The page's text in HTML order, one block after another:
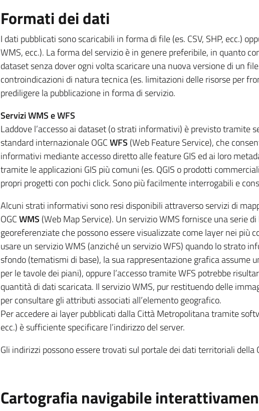
Formati dei dati
I dati pubblicati sono scaricabili in forma di file (es. CSV, SHP, ecc.)
WMS, ecc.). La forma del servizio è in genere preferibile, in quanto
dataset senza dover ogni volta scaricare una nuova versione di un
controindicazioni di natura tecnica (es. limitazioni delle risorse per
prediligere la pubblicazione in forma di servizio.
Servizi WMS e WFS
Laddove l’accesso ai dataset (o strati informativi) è previsto tramite
standard internazionale OGCWFS (Web Feature Service), che
informativi mediante accesso diretto alle feature GIS ed ai loro
tramite le applicazioni GIS più comuni (es. QGIS o prodotti
propri progetti con pochi click. Sono più facilmente interrogabili e
Alcuni strati informativi sono resi disponibili attraverso servizi di
OGCWMS (Web Map Service). Un servizio WMS fornisce una serie
georeferenziate che possono essere visualizzate come layer nei più
usare un servizio WMS (anziché un servizio WFS) quando lo strato
sfondo (tematismi di base), la sua rappresentazione grafica assume
per le tavole dei piani), oppure l’accesso tramite WFS potrebbe
quantità di dati scaricata. Il servizio WMS, pur restituendo delle
per consultare gli attributi associati all’elemento geografico.
Per accedere ai layer pubblicati dalla Città Metropolitana tramite
ecc.) è sufficiente specificare l’indirizzo del server.
Gli indirizzi possono essere trovati sul portale dei dati territoriali
Cartografia navigabile